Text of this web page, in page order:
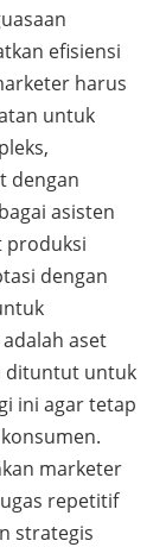
efisiensi
harus
untuk
dengan
asisten
produksi
dengan
adalah aset
dituntut untuk
ini agar tetap
marketer
repetitif
strategis